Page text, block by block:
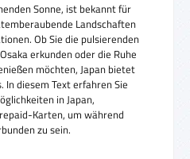
Sonne, ist bekannt für
Landschaften
Ob Sie die pulsierenden
erkunden oder die Ruhe
möchten, Japan bietet
diesem Text erfahren Sie
in Japan,
Karten, um während
zu sein.